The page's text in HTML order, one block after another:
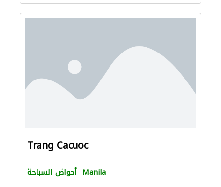
Trang Cacuoc
أحواض السباحة Manila